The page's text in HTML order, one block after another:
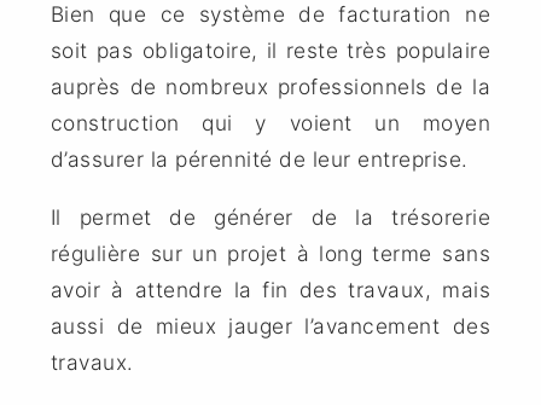
Bien que ce système de facturation ne
soit pas obligatoire, il reste très populaire
auprès de nombreux professionnels de la
construction qui y voient un moyen
d’assurer la pérennité de leur entreprise.
Il permet de générer de la trésorerie
régulière sur un projet à long terme sans
avoir à attendre la fin des travaux, mais
aussi de mieux jauger l’avancement des
travaux.